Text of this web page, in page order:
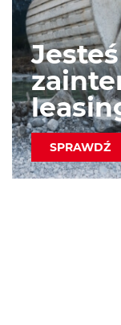
Jesteś
SPRAWDŹ